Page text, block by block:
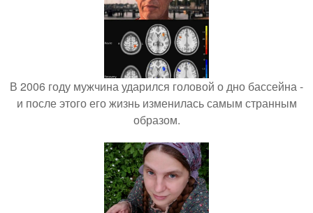
В 2006 году мужчина ударился головой о дно бассейна -
и после этого его жизнь изменилась самым странным
образом.